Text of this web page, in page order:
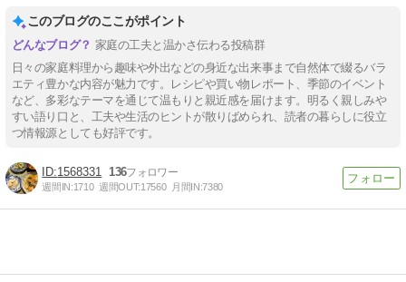
このブログのここがポイント
家庭の工夫と温かさ伝わる投稿群
日々の家庭料理から趣味や外出などの身近な出来事まで自然体で綴るバラ
エティ豊かな内容が魅力です。レシピや買い物レポート、季節のイベント
など、多彩なテーマを通じて温もりと親近感を届けます。明るく親しみや
すい語り口と、工夫や生活のヒントが散りばめられ、読者の暮らしに役立
つ情報源としても好評です。
1568331 136
週間IN:1710 週間OUT:17560 月間IN:7380